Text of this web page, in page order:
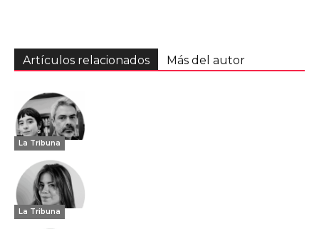
Artículos relacionados Más del autor
La Tribuna
La Tribuna